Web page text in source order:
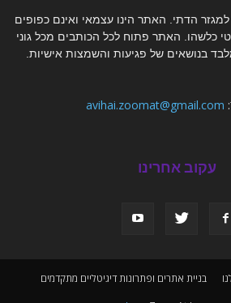
הדתי. האתר הינו עצמאי ואינם כפופים
כלשהו. האתר פתוח לכל הכותבים מכל גוני
בנושאים של פגיעות והשמצות אישיות.
avihai.zoomat@gmail.com
עקוב אחרינו
בניית אתרים ופתרונות דיגיטליים מתקדמים